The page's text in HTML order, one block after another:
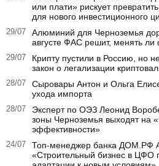
или плати» рискует
для нового инвестиционного
29/07
Алюминий для Черноземья
августе ФАС решит, менять
29/07
Крипту пустили в Россию, но
закон о легализации
28/07
Сыровары Антон и Ольга
ухода импорта
28/07
Эксперт по ОЭЗ Леонид
зоны Черноземья выходят на
эффективности»
24/07
Топ-менеджер банка ДОМ.РФ
«Строительный бизнес в ЦФО